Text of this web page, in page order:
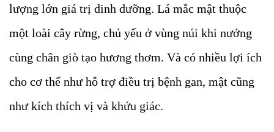
lượng lớn giá trị dinh dưỡng. Lá mắc mật thuộc
một loài cây rừng, chủ yếu ở vùng núi khi nướng
cùng chân giò tạo hương thơm. Và có nhiều lợi ích
cho cơ thể như hỗ trợ điều trị bệnh gan, mật cũng
như kích thích vị và khứu giác.